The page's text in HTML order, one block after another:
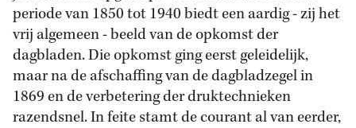
periode van 1850 tot 1940 biedt een aardig - zij het
vrij algemeen - beeld van de opkomst der
dagbladen. Die opkomst ging eerst geleidelijk,
maar na de afschaffing van de dagbladzegel in
1869 en de verbetering der druktechnieken
razendsnel. In feite stamt de courant al van eerder,